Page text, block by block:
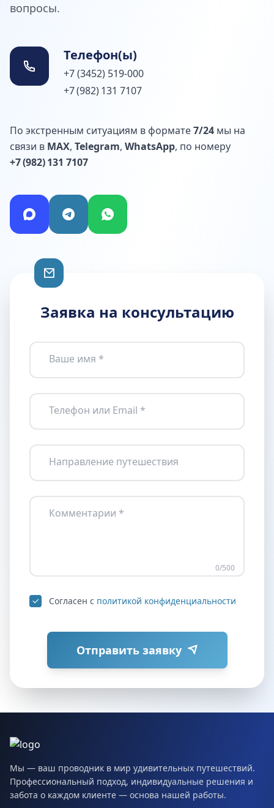
вопросы.
Телефон(ы)
+7 (3452) 519-000
+7 (982) 131 7107
По экстренным ситуациям в формате7/24 мы на
связи в MAX, Telegram, WhatsApp, по номеру
+7 (982) 131 7107
Заявка на консультацию
Ваше имя *
Телефон или Email *
Направление путешествия
Комментарии *
0/500
Согласен с политикой конфиденциальности
Отправить заявку
Мы — ваш проводник в мир удивительных путешествий.
Профессиональный подход, индивидуальные решения и
забота о каждом клиенте — основа нашей работы.